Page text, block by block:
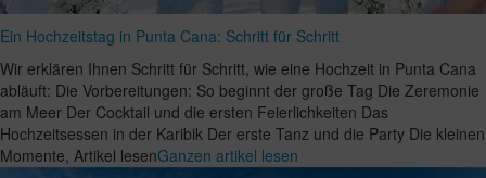
Ein Hochzeitstag in Punta Cana: Schritt für Schritt
Wir erklären Ihnen Schritt für Schritt, wie eine Hochzeit in Punta Cana
abläuft: Die Vorbereitungen: So beginnt der große Tag Die Zeremonie
am Meer Der Cocktail und die ersten Feierlichkeiten Das
Hochzeitsessen in der Karibik Der erste Tanz und die Party Die kleinen
Momente, Artikel lesenGanzen artikel lesen